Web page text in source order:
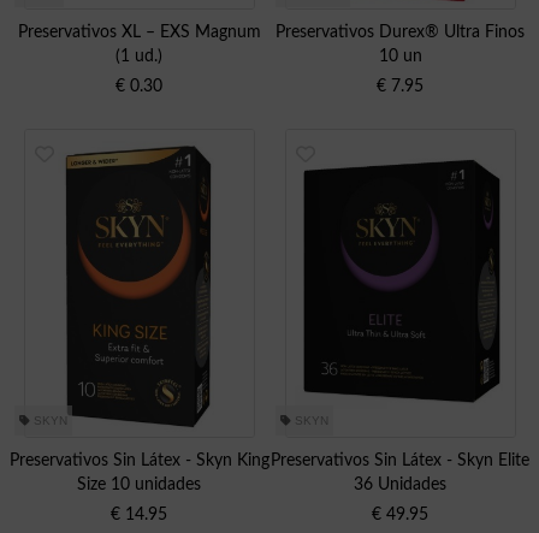
Preservativos XL – EXS Magnum
(1 ud.)
€ 0.30
Preservativos Durex® Ultra Finos
10 un
€ 7.95
SKYN
Preservativos Sin Látex - Skyn King
Size 10 unidades
€ 14.95
SKYN
Preservativos Sin Látex - Skyn Elite
36 Unidades
€ 49.95